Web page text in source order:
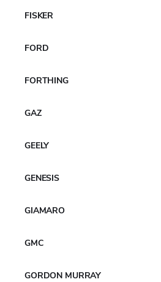
FISKER
FORD
FORTHING
GAZ
GEELY
GENESIS
GIAMARO
GMC
GORDON MURRAY